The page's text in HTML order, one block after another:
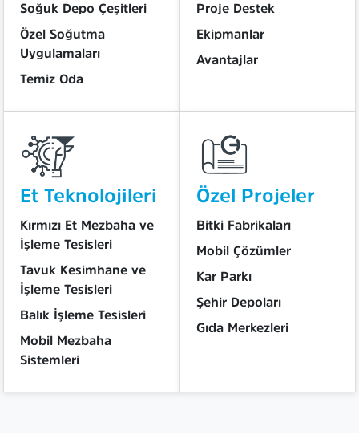
Soğuk Depo Çeşitleri
Özel Soğutma
Uygulamaları
Temiz Oda
Proje Destek
Ekipmanlar
Avantajlar
Et Teknolojileri
Kırmızı Et Mezbaha ve
İşleme Tesisleri
Tavuk Kesimhane ve
İşleme Tesisleri
Balık İşleme Tesisleri
Mobil Mezbaha
Sistemleri
Özel Projeler
Bitki Fabrikaları
Mobil Çözümler
Kar Parkı
Şehir Depoları
Gıda Merkezleri